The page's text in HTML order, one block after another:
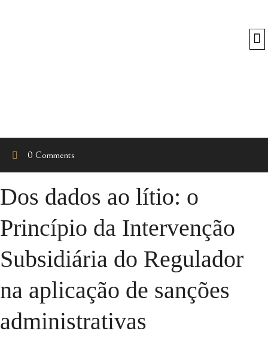
0 Comments
Dos dados ao lítio: o
Princípio da Intervenção
Subsidiária do Regulador
na aplicação de sanções
administrativas